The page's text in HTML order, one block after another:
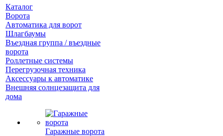
Каталог
Ворота
Автоматика для ворот
Шлагбаумы
Въездная группа / въездные
ворота
Роллетные системы
Перегрузочная техника
Аксессуары к автоматике
Внешняя солнцезащита для
дома
Гаражные ворота